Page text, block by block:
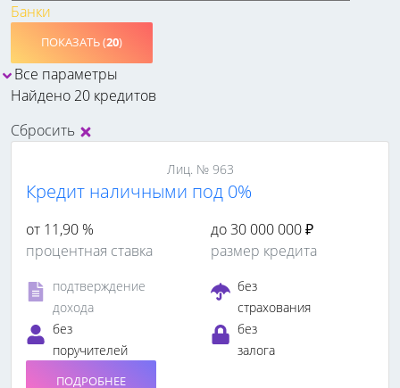
Банки
ПОКАЗАТЬ (20)
Все параметры
Найдено 20 кредитов
Сбросить
Лиц. № 963
Кредит наличными под 0%
от 11,90 %
процентная ставка
до 30 000 000 ₽
размер кредита
подтверждение
дохода
без
страхования
без
поручителей
без
залога
ПОДРОБНЕЕ